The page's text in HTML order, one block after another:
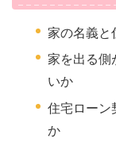
家の名義と
家を出る側
いか
住宅ローン
か